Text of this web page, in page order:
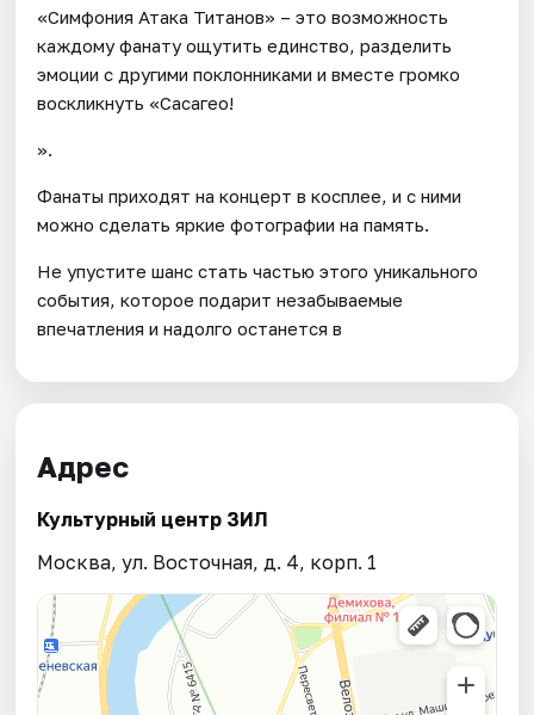
«Симфония Атака Титанов» – это возможность
каждому фанату ощутить единство, разделить
эмоции с другими поклонниками и вместе громко
воскликнуть «Сасагео!
».
Фанаты приходят на концерт в косплее, и с ними
можно сделать яркие фотографии на память.
Не упустите шанс стать частью этого уникального
события, которое подарит незабываемые
впечатления и надолго останется в
Адрес
Культурный центр ЗИЛ
Москва, ул. Восточная, д. 4, корп. 1